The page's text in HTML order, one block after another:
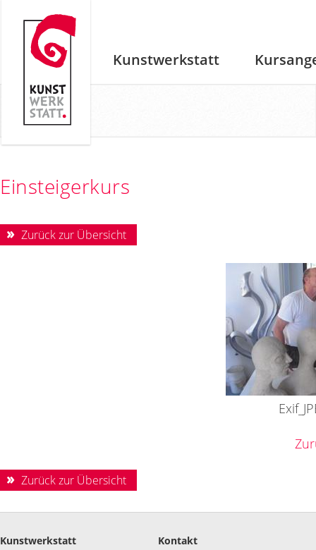
Kunstwerkstatt
Einsteigerkurs
Zurück zur Übersicht
Zurück zur Übersicht
Kunstwerkstatt Kontakt